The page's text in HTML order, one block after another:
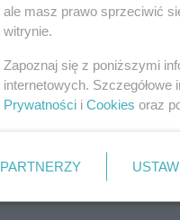
ale masz prawo sprzeciwić
witrynie.
Zapoznaj się z poniższymi
internetowych.
Prywatności i Cookies oraz
PARTNERZY